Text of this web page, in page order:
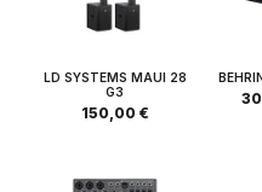
LD SYSTEMS MAUI 28
G3
150,00 €